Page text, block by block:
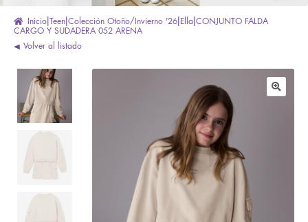
Inicio Teen Colección Otoño/Invierno '26 Ella CONJUNTO FALDA
CARGO Y SUDADERA 052 ARENA
Volver al listado